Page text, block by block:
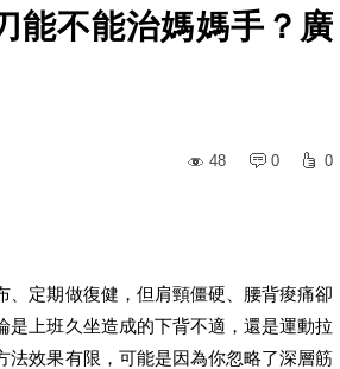
能不能治媽媽手？廣
48
0 0
、定期做復健，但肩頸僵硬、腰背痠痛卻
是上班久坐造成的下背不適，還是運動拉
法效果有限，可能是因為你忽略了深層筋